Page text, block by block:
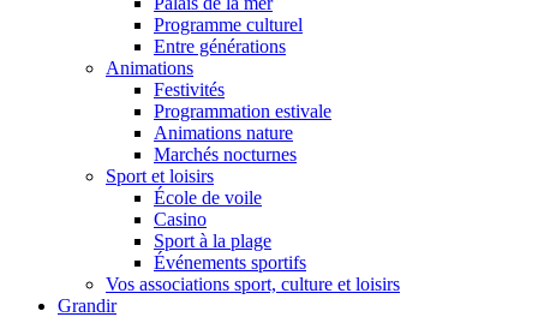
Programme culturel
Entre générations
Animations
Festivités
Programmation estivale
Animations nature
Marchés nocturnes
Sport et loisirs
École de voile
Casino
Sport à la plage
Événements sportifs
Vos associations sport, culture et loisirs
Grandir